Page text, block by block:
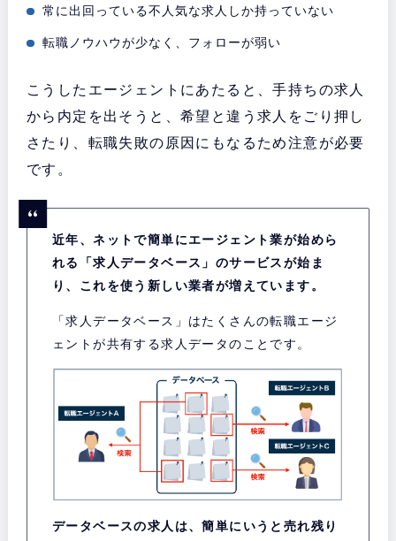
常に出回っている不人気な求人しか持っていない
転職ノウハウが少なく、フォローが弱い
こうしたエージェントにあたると、手持ちの求人
から内定を出そうと、希望と違う求人をごり押し
さたり、転職失敗の原因にもなるため注意が必要
です。
近年、ネットで簡単にエージェント業が始めら
れる「求人データベース」のサービスが始ま
り、これを使う新しい業者が増えています。
「求人データベース」はたくさんの転職エージ
ェントが共有する求人データのことです。
データベースの求人は、簡単にいうと売れ残り